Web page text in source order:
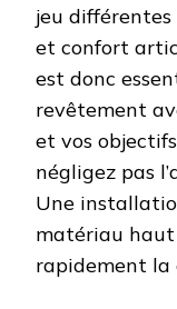
jeu différentes
et confort
est donc
revêtement
et vos
négligez pas
Une
matériau
rapidement